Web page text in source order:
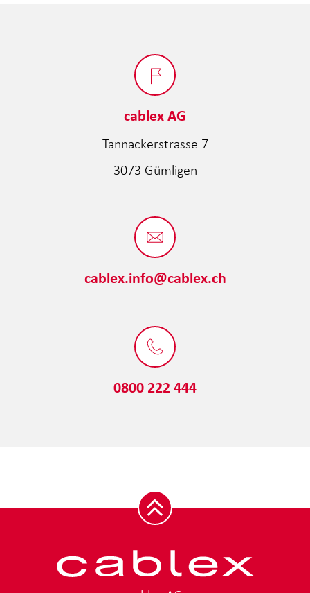
cablex AG
Tannackerstrasse 7
3073 Gümligen
cablex.info@cablex.ch
0800 222 444